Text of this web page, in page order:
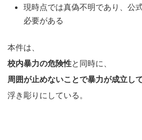
現時点では真偽不明であり、公
必要がある
本件は、
校内暴力の危険性と同時に、
周囲が止めないことで暴力が成立し
浮き彫りにしている。